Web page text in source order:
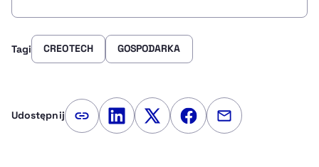
Tagi CREOTECH GOSPODARKA
Udostępnij Kopiuj link artykułu
Udostępnij na LinkedIn
Udostępnij na Twitterze
Udostępnij na
Udostępnij